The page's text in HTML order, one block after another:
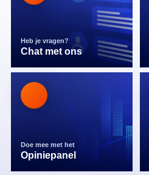
Heb je vragen?
Chat met ons
Doe mee met het
Opiniepanel